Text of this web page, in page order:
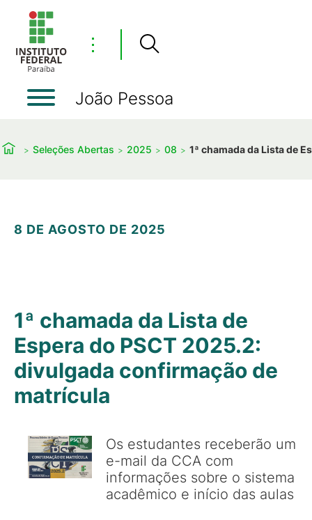
⋮
João Pessoa
Seleções Abertas 2025 08 1ª chamada da Lista de
8 DE AGOSTO DE 2025
1ª chamada da Lista de
Espera do PSCT 2025.2:
divulgada confirmação de
matrícula
Os estudantes receberão um
e-mail da CCA com
informações sobre o sistema
acadêmico e início das aulas